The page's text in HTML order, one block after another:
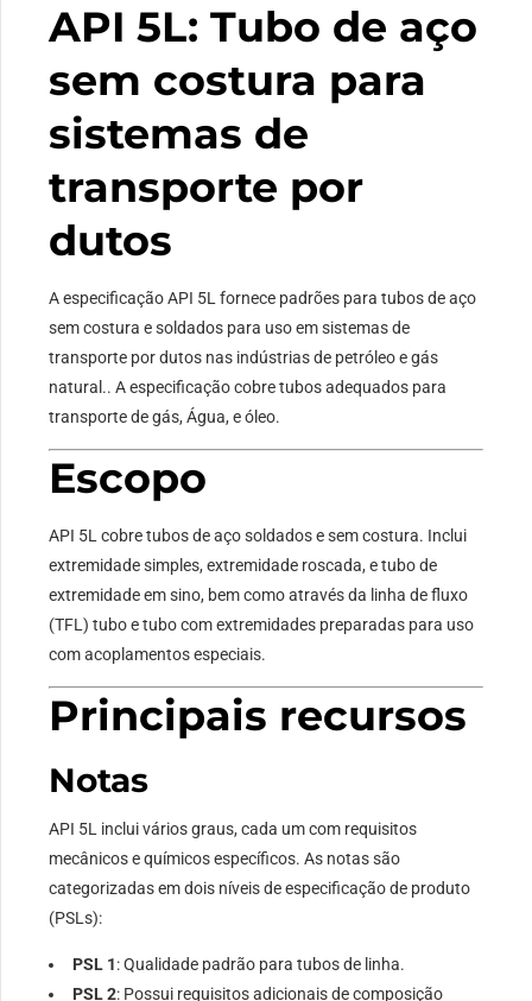
API 5L: Tubo de aço
sem costura para
sistemas de
transporte por
dutos
A especificação API 5L fornece padrões para tubos de aço
sem costura e soldados para uso em sistemas de
transporte por dutos nas indústrias de petróleo e gás
natural.. A especificação cobre tubos adequados para
transporte de gás, Água, e óleo.
Escopo
API 5L cobre tubos de aço soldados e sem costura. Inclui
extremidade simples, extremidade roscada, e tubo de
extremidade em sino, bem como através da linha de fluxo
(TFL) tubo e tubo com extremidades preparadas para uso
com acoplamentos especiais.
Principais recursos
Notas
API 5L inclui vários graus, cada um com requisitos
mecânicos e químicos específicos. As notas são
categorizadas em dois níveis de especificação de produto
(PSLs):
PSL 1: Qualidade padrão para tubos de linha.
PSL 2: Possui requisitos adicionais de composição